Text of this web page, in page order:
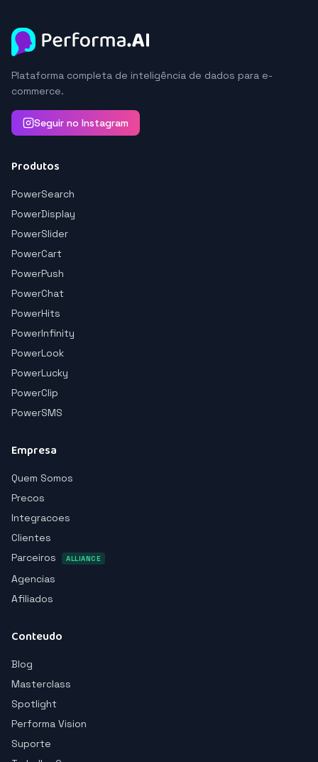
Plataforma completa de inteligência de dados para e-
commerce.
Seguir no Instagram
Produtos
PowerSearch
PowerDisplay
PowerSlider
PowerCart
PowerPush
PowerChat
PowerHits
PowerInfinity
PowerLook
PowerLucky
PowerClip
PowerSMS
Empresa
Quem Somos
Precos
Integracoes
Clientes
Parceiros
ALLIANCE
Agencias
Afiliados
Conteudo
Blog
Masterclass
Spotlight
Performa Vision
Suporte